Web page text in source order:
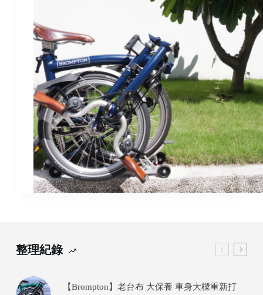
整理紀錄
【Brompton】老台布 大保養 車身大樑重新打